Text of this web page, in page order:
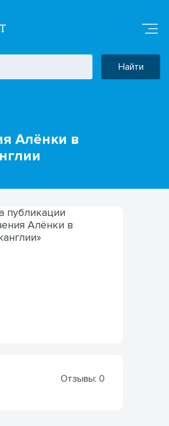
Найти
Алёнки в
Отзывы: 0